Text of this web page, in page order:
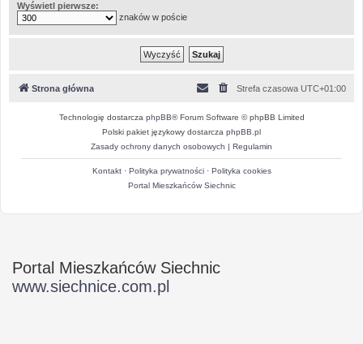
Wyświetl pierwsze:
znaków w poście
Strona główna Strefa czasowa UTC+01:00
Technologię dostarcza phpBB® Forum Software © phpBB Limited
Polski pakiet językowy dostarcza phpBB.pl
Zasady ochrony danych osobowych | Regulamin
Kontakt· Polityka prywatności· Polityka cookies
Portal Mieszkańców Siechnic
Portal Mieszkańców Siechnic
www.siechnice.com.pl